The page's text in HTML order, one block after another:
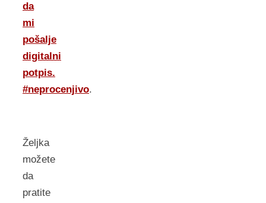
da
mi
pošalje
digitalni
potpis.
#neprocenjivo.
Željka
možete
da
pratite